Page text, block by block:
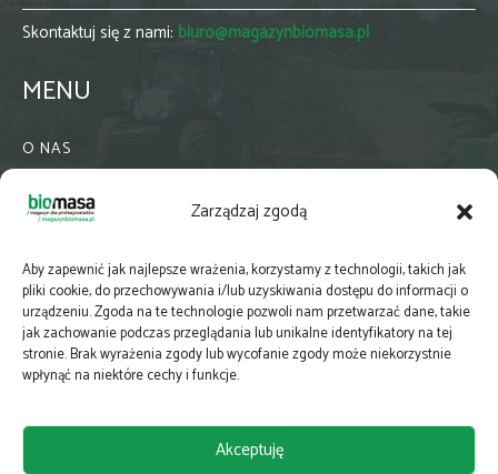
Zarządzaj zgodą
Aby zapewnić jak najlepsze wrażenia, korzystamy z technologii, takich jak
pliki cookie, do przechowywania i/lub uzyskiwania dostępu do informacji o
urządzeniu. Zgoda na te technologie pozwoli nam przetwarzać dane, takie
jak zachowanie podczas przeglądania lub unikalne identyfikatory na tej
stronie. Brak wyrażenia zgody lub wycofanie zgody może niekorzystnie
wpłynąć na niektóre cechy i funkcje.
Akceptuję
Skontaktuj się z nami: biuro@magazynbiomasa.pl
MENU
O NAS
WSPÓŁPRACA
PRENUMERATA
NEWSLETTER
MAPY
E-WYDANIE